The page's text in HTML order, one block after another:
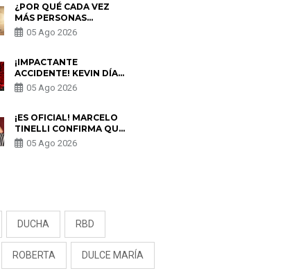
¿POR QUÉ CADA VEZ
MÁS PERSONAS
UTILIZAN UNA VPN
PARA PROTEGER SU
05 Ago 2026
¡IMPACTANTE
ACCIDENTE! KEVIN DÍAZ
CAE DESDE OCHO
METROS EN “ESTO ES
PREOCUPACIÓN
05 Ago 2026
¡ES OFICIAL! MARCELO
TINELLI CONFIRMA QUE
REGRESÓ CON MILETT
FIGUEROA: “EL AMOR
05 Ago 2026
DUCHA RBD
ROBERTA DULCE MARÍA